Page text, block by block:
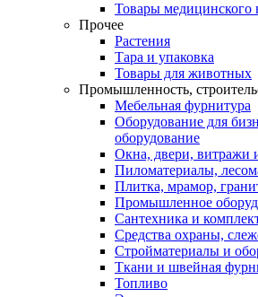
Товары медицинского
Прочее
Растения
Тара и упаковка
Товары для животных
Промышленность,
Мебельная фурнитура
Оборудование для
оборудование
Окна, двери, витражи
Пиломатериалы,
Плитка, мрамор,
Промышленное
Сантехника и
Средства охраны,
Стройматериалы и
Ткани и швейная
Топливо